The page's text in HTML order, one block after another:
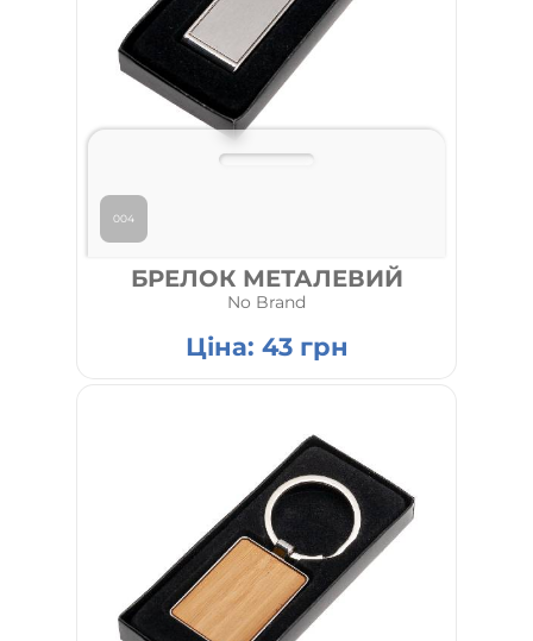
004
БРЕЛОК МЕТАЛЕВИЙ
No Brand
Ціна: 43 грн